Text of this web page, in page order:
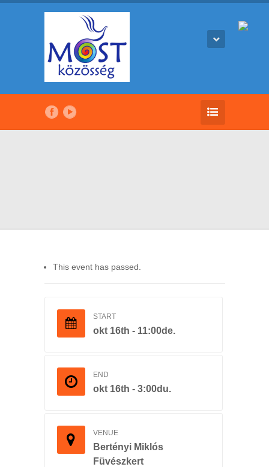
This event has passed.
START
okt 16th - 11:00de.
END
okt 16th - 3:00du.
VENUE
Bertényi Miklós
Füvészkert